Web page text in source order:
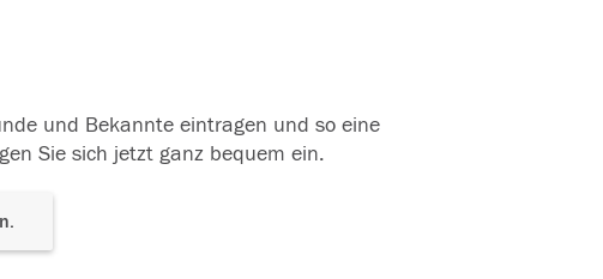
und Bekannte eintragen und so eine
Sie sich jetzt ganz bequem ein.